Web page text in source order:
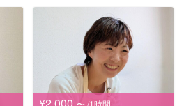
〜 /1時間